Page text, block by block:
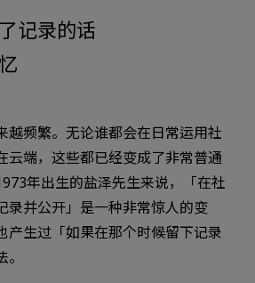
记录的话
越频繁。无论谁都会在日常运用社
云端，这些都已经变成了非常普通
年出生的盐泽先生来说，「在社
录并公开」是一种非常惊人的变
产生过「如果在那个时候留下记录